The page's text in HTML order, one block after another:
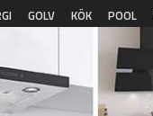
GOLV KÖK POOL